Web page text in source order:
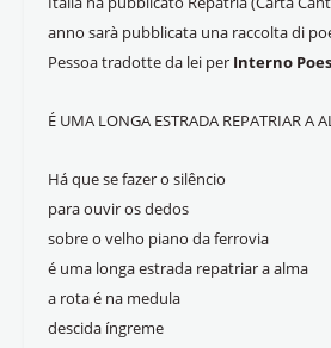
anno sarà pubblicata una raccolta di
Pessoa tradotte da lei per Interno
É UMA LONGA ESTRADA REPATRIAR A
Há que se fazer o silêncio
para ouvir os dedos
sobre o velho piano da ferrovia
é uma longa estrada repatriar a alma
a rota é na medula
descida íngreme